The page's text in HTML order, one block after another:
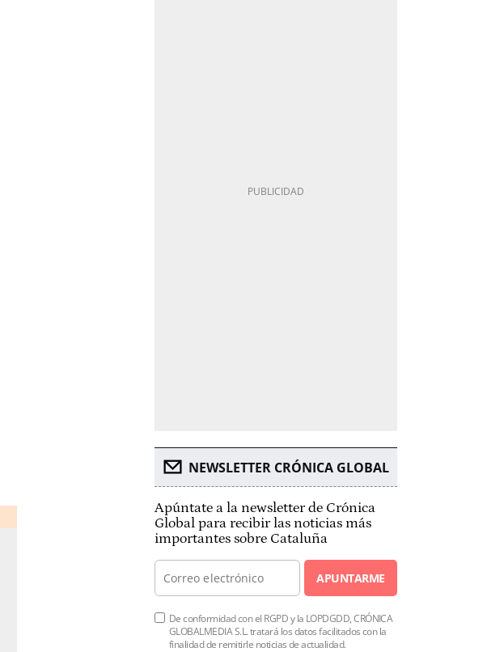
NEWSLETTER CRÓNICA GLOBAL
Apúntate a la newsletter de Crónica
Global para recibir las noticias más
importantes sobre Cataluña
APUNTARME
De conformidad con el RGPD y la LOPDGDD, CRÓNICA
GLOBALMEDIA S.L. tratará los datos facilitados con la
finalidad de remitirle noticias de actualidad.